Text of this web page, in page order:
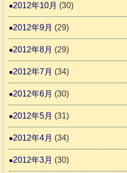
2012年10月 (30)
2012年9月 (29)
2012年8月 (29)
2012年7月 (34)
2012年6月 (30)
2012年5月 (31)
2012年4月 (34)
2012年3月 (30)